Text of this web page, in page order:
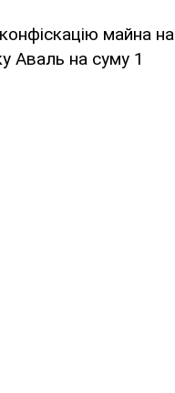
майна на
Аваль на суму 1